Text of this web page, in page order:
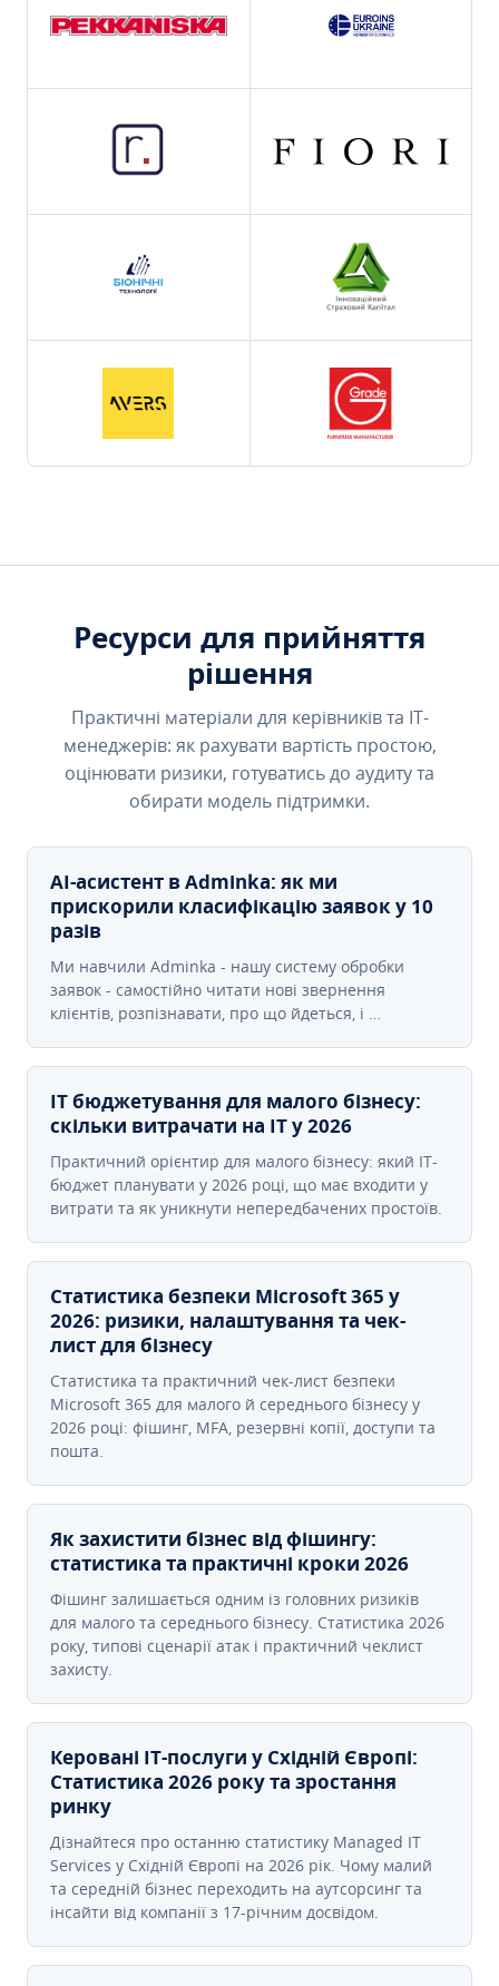
Ресурси для прийняття
рішення
Практичні матеріали для керівників та IT-
менеджерів: як рахувати вартість простою,
оцінювати ризики, готуватись до аудиту та
обирати модель підтримки.
AI-асистент в Adminka: як ми
прискорили класифікацію заявок у 10
разів
Ми навчили Adminka - нашу систему обробки
заявок - самостійно читати нові звернення
клієнтів, розпізнавати, про що йдеться, і …
IT бюджетування для малого бізнесу:
скільки витрачати на IT у 2026
Практичний орієнтир для малого бізнесу: який IT-
бюджет планувати у 2026 році, що має входити у
витрати та як уникнути непередбачених простоїв.
Статистика безпеки Microsoft 365 у
2026: ризики, налаштування та чек-
лист для бізнесу
Статистика та практичний чек-лист безпеки
Microsoft 365 для малого й середнього бізнесу у
2026 році: фішинг, MFA, резервні копії, доступи та
пошта.
Як захистити бізнес від фішингу:
статистика та практичні кроки 2026
Фішинг залишається одним із головних ризиків
для малого та середнього бізнесу. Статистика 2026
року, типові сценарії атак і практичний чеклист
захисту.
Керовані ІТ-послуги у Східній Європі:
Статистика 2026 року та зростання
ринку
Дізнайтеся про останню статистику Managed IT
Services у Східній Європі на 2026 рік. Чому малий
та середній бізнес переходить на аутсорсинг та
інсайти від компанії з 17-річним досвідом.